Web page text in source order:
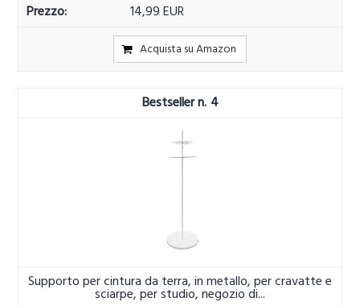
14,99 EUR
Acquista su Amazon
4
Supporto per cintura da terra, in metallo, per cravatte e
sciarpe, per studio, negozio di...